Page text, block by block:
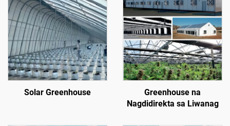
Solar Greenhouse
Greenhouse na
Nagdidirekta sa Liwanag